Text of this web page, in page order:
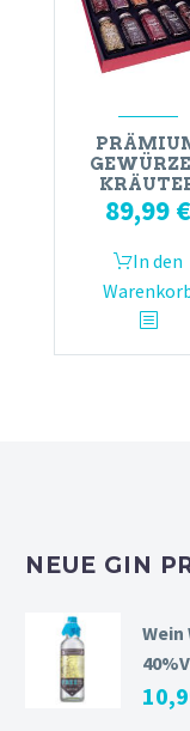
89,99 €
In den
NEUE GIN
Wein